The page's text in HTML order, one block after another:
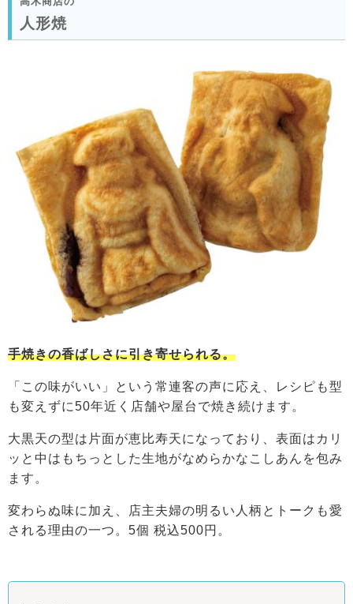
人形焼
手焼きの香ばしさに引き寄せられる。
「この味がいい」という常連客の声に応え、レシピも型
も変えずに50年近く店舗や屋台で焼き続けます。
大黒天の型は片面が恵比寿天になっており、表面はカリ
ッと中はもちっとした生地がなめらかなこしあんを包み
ます。
変わらぬ味に加え、店主夫婦の明るい人柄とトークも愛
される理由の一つ。5個 税込500円。